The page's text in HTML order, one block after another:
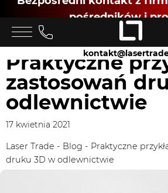
pośredników i
Zaloguj
jako
Zaloguj się
Praktyczne
zastosowań
odlewnictwie
17 kwietnia 2021
Laser Trade - Blog - Praktyczne
druku 3D w odlewnictwie